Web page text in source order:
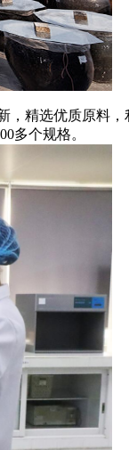
精选优质原料，
多个规格。